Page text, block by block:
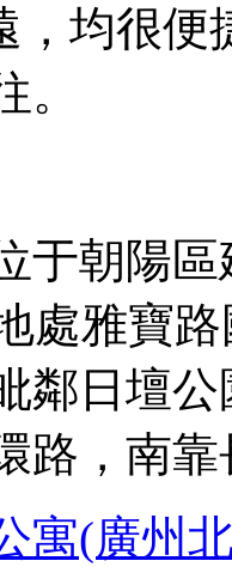
，均很
于朝陽
處雅寶
鄰日壇
路，南
寓(廣州